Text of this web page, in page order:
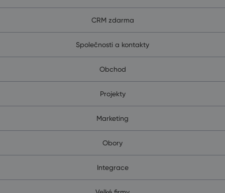
CRM zdarma
Společnosti a kontakty
Obchod
Projekty
Marketing
Obory
Integrace